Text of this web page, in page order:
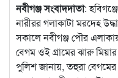
নবীগঞ্জ সংবাদদাতা:
নারীরর গলাকাটা মরদেহ
সকালে নবীগঞ্জ পৌর
বেগম ওই গ্রামের ঝারু মিয়ার
পুলিশ জানায়, তহুরা